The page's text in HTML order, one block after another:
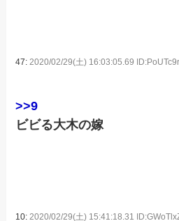
47:2020/02/29(土) 16:03:05.69
>>9
ビビる大木の嫁
10: 2020/02/29(土) 15:41:18.31